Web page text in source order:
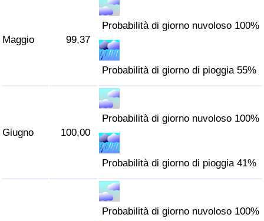
Maggio 99,37
Probabilità di giorno nuvoloso 100%
Probabilità di giorno di pioggia 55%
Giugno 100,00
Probabilità di giorno nuvoloso 100%
Probabilità di giorno di pioggia 41%
Probabilità di giorno nuvoloso 100%